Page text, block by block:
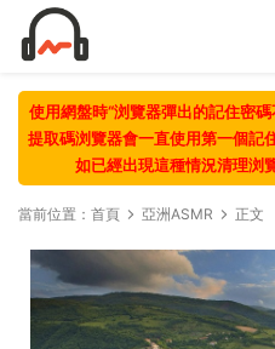
使用網盤時“浏覽器彈出的記住密
提取碼浏覽器會一直使用第一個記
如已經出現這種情況清理浏
當前位置： 首頁 亞洲ASMR 正文